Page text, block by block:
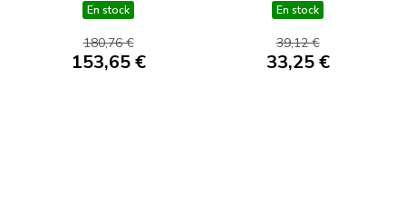
CONTEMPORÁNEA
En stock
180,76 €
153,65 €
En stock
39,12 €
33,25 €